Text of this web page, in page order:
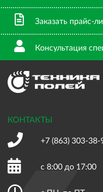
Заказать прайс-
Консультация
КОНТАКТЫ
+7 (863) 303-38-
с 8:00 до 17:00